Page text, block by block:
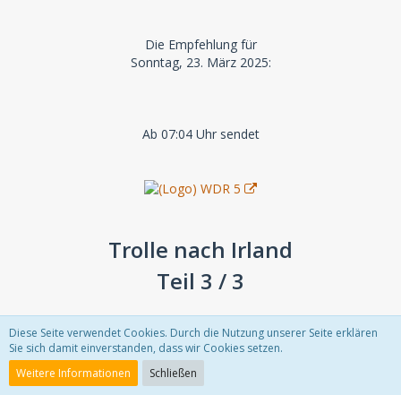
Die Empfehlung für
Sonntag, 23. März 2025:
Ab 07:04 Uhr sendet
Trolle nach Irland
Teil 3 / 3
von Bernd Gieseking
Diese Seite verwendet Cookies. Durch die Nutzung unserer Seite erklären
Sie sich damit einverstanden, dass wir Cookies setzen.
Weitere Informationen
Schließen